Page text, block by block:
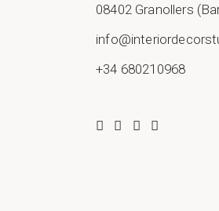
08402 Granollers
+34 680210968